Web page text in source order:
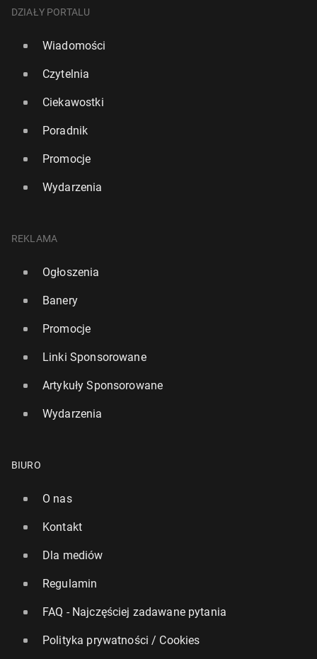
DZIAŁY PORTALU
Wiadomości
Czytelnia
Ciekawostki
Poradnik
Promocje
Wydarzenia
REKLAMA
Ogłoszenia
Banery
Promocje
Linki Sponsorowane
Artykuły Sponsorowane
Wydarzenia
BIURO
O nas
Kontakt
Dla mediów
Regulamin
FAQ - Najczęściej zadawane pytania
Polityka prywatności / Cookies